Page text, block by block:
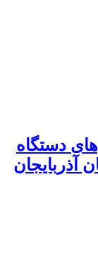
دستگاه
آذربایجان